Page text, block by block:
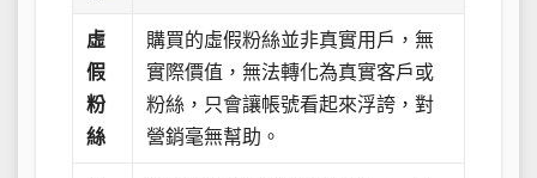
虛
假
粉
絲
購買的虛假粉絲並非真實用戶，無
實際價值，無法轉化為真實客戶或
粉絲，只會讓帳號看起來浮誇，對
營銷毫無幫助。